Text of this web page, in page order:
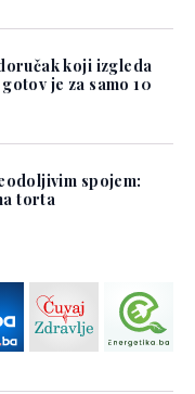
koji izgleda
je za samo 10
spojem:
torta